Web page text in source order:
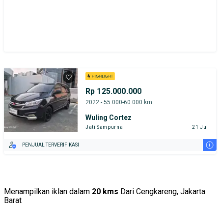
Rp 125.000.000
2022 - 55.000-60.000 km
Wuling Cortez
Jati Sampurna 21 Jul
PENJUAL TERVERIFIKASI i
Menampilkan iklan dalam 20 kms Dari Cengkareng, Jakarta
Barat